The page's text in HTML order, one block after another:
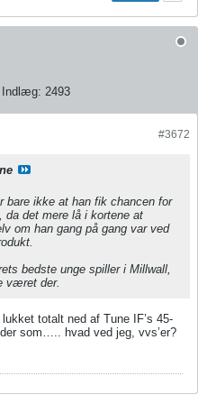
Indlæg: 2493
#3672
bare ikke at han fik chancen for
da det mere lå i kortene at
om han gang på gang var ved
bedste unge spiller i Millwall,
været der.
totalt ned af Tune IF’s 45-
som….. hvad ved jeg, vvs’er?